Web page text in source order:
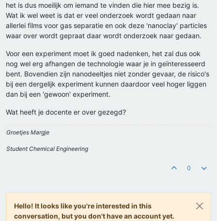
het is dus moeilijk om iemand te vinden die hier mee bezig is.
Wat ik wel weet is dat er veel onderzoek wordt gedaan naar
allerlei films voor gas separatie en ook deze 'nanoclay' particles
waar over wordt gepraat daar wordt onderzoek naar gedaan.
Voor een experiment moet ik goed nadenken, het zal dus ook
nog wel erg afhangen de technologie waar je in geïnteresseerd
bent. Bovendien zijn nanodeeltjes niet zonder gevaar, de risico's
bij een dergelijk experiment kunnen daardoor veel hoger liggen
dan bij een 'gewoon' experiment.
Wat heeft je docente er over gezegd?
Groetjes Margje
Student Chemical Engineering
0
Hello! It looks like you're interested in this
conversation, but you don't have an account yet.